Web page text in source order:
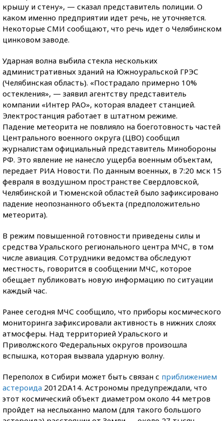
крышу и стену», — сказал представитель полиции. О
каком именно предприятии идет речь, не уточняется.
Некоторые СМИ сообщают, что речь идет о Челябинском
цинковом заводе.
Ударная волна выбила стекла нескольких
административных зданий на Южноуральской ГРЭС
(Челябинская область). «Пострадало примерно 10%
остекления», — заявил агентству представитель
компании «Интер РАО», которая владеет станцией.
Электростанция работает в штатном режиме.
Падение метеорита не повлияло на боеготовность частей
Центрального военного округа (ЦВО) сообщил
журналистам официальный представитель Минобороны
РФ. Это явление не нанесло ущерба военным объектам,
передает РИА Новости. По данным военных, в 7:20 мск 15
февраля в воздушном пространстве Свердловской,
Челябинской и Тюменской областей было зафиксировано
падение неопознанного объекта (предположительно
метеорита).
В режим повышенной готовности приведены силы и
средства Уральского регионального центра МЧС, в том
числе авиация. Сотрудники ведомства обследуют
местность, говорится в сообщении МЧС, которое
обещает публиковать новую информацию по ситуации
каждый час.
Ранее сегодня МЧС сообщило, что приборы космического
мониторинга зафиксировали активность в нижних слоях
атмосферы. Над территорией Уральского и
Приволжского Федеральных округов произошла
вспышка, которая вызвала ударную волну.
Переполох в Сибири может быть связан с приближением
астероида 2012DA14. Астрономы предупреждали, что
этот космический объект диаметром около 44 метров
пройдет на неслыханно малом (для такого большого